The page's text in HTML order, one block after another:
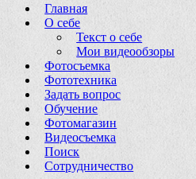
Главная
О себе
Текст о себе
Мои видеообзоры
Фотосъемка
Фототехника
Задать вопрос
Обучение
Фотомагазин
Видеосъемка
Поиск
Сотрудничество